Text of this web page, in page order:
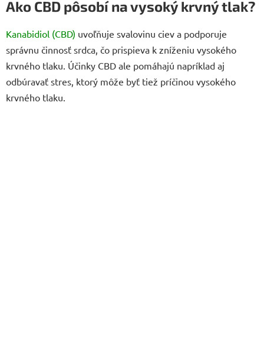
Ako CBD pôsobí na vysoký krvný tlak?
Kanabidiol (CBD) uvoľňuje svalovinu ciev a podporuje
správnu činnosť srdca, čo prispieva k zníženiu vysokého
krvného tlaku. Účinky CBD ale pomáhajú napríklad aj
odbúravať stres, ktorý môže byť tiež príčinou vysokého
krvného tlaku.